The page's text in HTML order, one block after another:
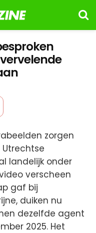
zorgen
landelijk onder
verscheen
gaf bij
duiken nu
dezelfde agent
2025. Het